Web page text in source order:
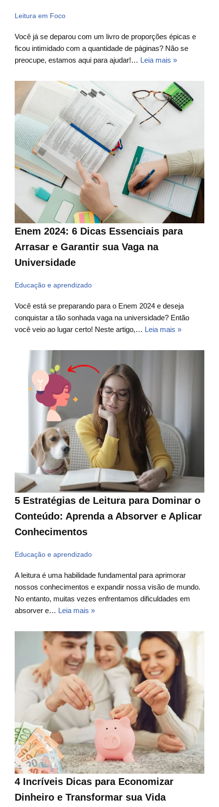
Leitura em Foco
Você já se deparou com um livro de proporções épicas e
ficou intimidado com a quantidade de páginas? Não se
preocupe, estamos aqui para ajudar!… Leia mais »
Enem 2024: 6 Dicas Essenciais para
Arrasar e Garantir sua Vaga na
Universidade
Educação e aprendizado
Você está se preparando para o Enem 2024 e deseja
conquistar a tão sonhada vaga na universidade? Então
você veio ao lugar certo! Neste artigo,… Leia mais »
5 Estratégias de Leitura para Dominar o
Conteúdo: Aprenda a Absorver e Aplicar
Conhecimentos
Educação e aprendizado
A leitura é uma habilidade fundamental para aprimorar
nossos conhecimentos e expandir nossa visão de mundo.
No entanto, muitas vezes enfrentamos dificuldades em
absorver e… Leia mais »
4 Incríveis Dicas para Economizar
Dinheiro e Transformar sua Vida